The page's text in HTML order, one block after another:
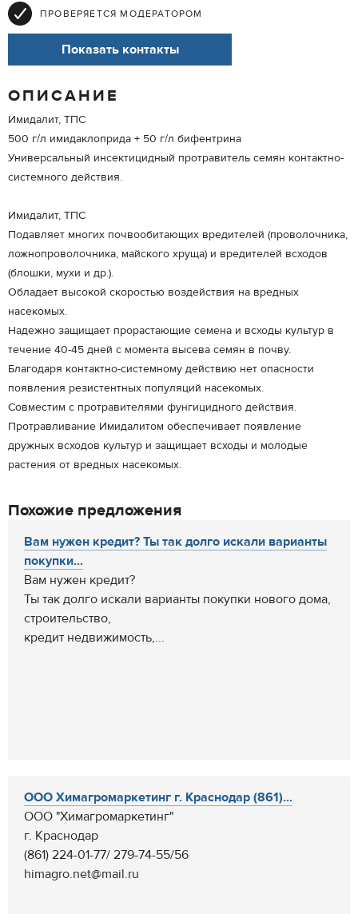
ПРОВЕРЯЕТСЯ МОДЕРАТОРОМ
Показать контакты
ОПИСАНИЕ
Имидалит, ТПС
500 г/л имидаклоприда + 50 г/л бифентрина
Универсальный инсектицидный протравитель семян контактно-
системного действия.
Имидалит, ТПС
Подавляет многих почвообитающих вредителей (проволочника,
ложнопроволочника, майского хруща) и вредителей всходов
(блошки, мухи и др.).
Обладает высокой скоростью воздействия на вредных
насекомых.
Надежно защищает прорастающие семена и всходы культур в
течение 40-45 дней с момента высева семян в почву.
Благодаря контактно-системному действию нет опасности
появления резистентных популяций насекомых.
Совместим с протравителями фунгицидного действия.
Протравливание Имидалитом обеспечивает появление
дружных всходов культур и защищает всходы и молодые
растения от вредных насекомых.
Похожие предложения
Вам нужен кредит? Ты так долго искали варианты
покупки...
Вам нужен кредит?
Ты так долго искали варианты покупки нового дома,
строительство,
кредит недвижимость,...
ООО Химагромаркетинг г. Краснодар (861)...
ООО "Химагромаркетинг"
г. Краснодар
(861) 224-01-77/ 279-74-55/56
himagro.net@mail.ru